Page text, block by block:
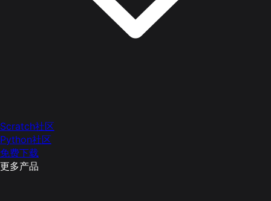
Scratch社区
Python社区
免费下载
更多产品